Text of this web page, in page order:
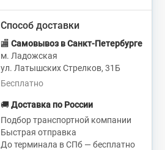
Способ доставки
🏬 Самовывоз в Санкт-Петербурге
м. Ладожская
ул. Латышских Стрелков, 31Б
Бесплатно
🚚 Доставка по России
Подбор транспортной компании
Быстрая отправка
До терминала в СПб — бесплатно